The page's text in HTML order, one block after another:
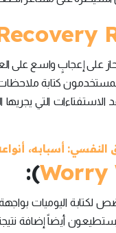
على إعجابٍ واسع على
كتابة ملاحظات
التي يجريها
أسبابه،
Worry
):
لكتابة اليوميات
أيضاً إضافة